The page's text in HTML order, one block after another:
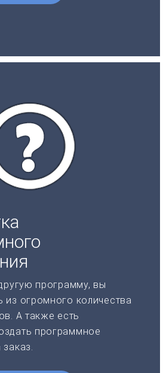
программу, вы
из огромного количества
А также есть
программное